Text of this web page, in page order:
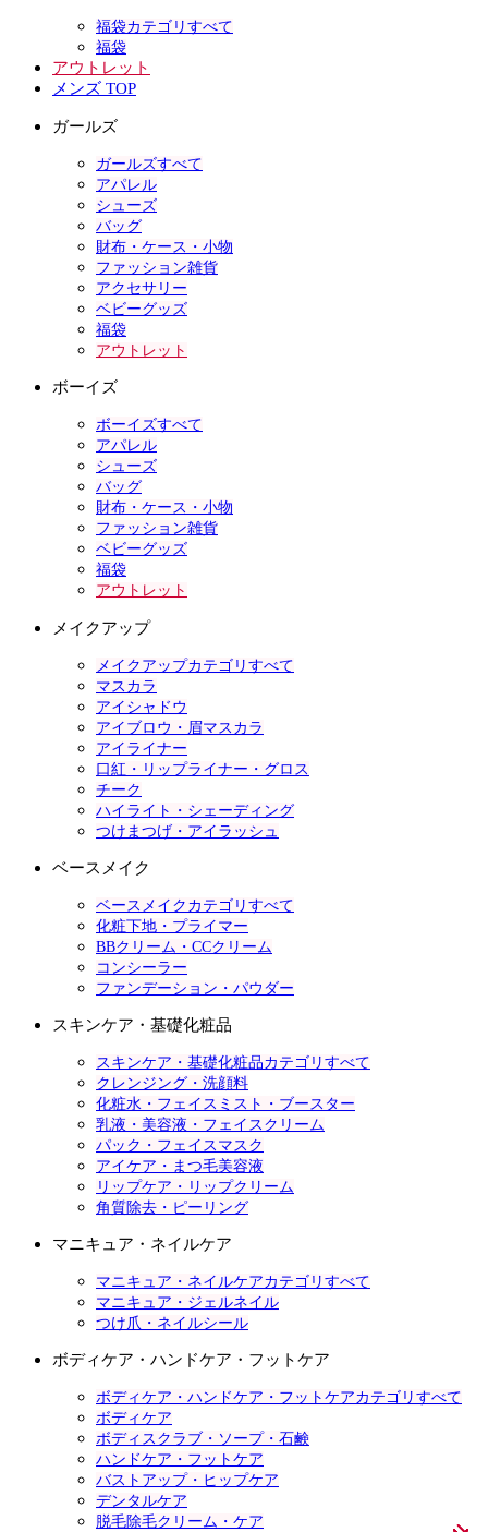
福袋カテゴリすべて
福袋
アウトレット
メンズ TOP
ガールズ
ガールズすべて
アパレル
シューズ
バッグ
財布・ケース・小物
ファッション雑貨
アクセサリー
ベビーグッズ
福袋
アウトレット
ボーイズ
ボーイズすべて
アパレル
シューズ
バッグ
財布・ケース・小物
ファッション雑貨
ベビーグッズ
福袋
アウトレット
メイクアップ
メイクアップカテゴリすべて
マスカラ
アイシャドウ
アイブロウ・眉マスカラ
アイライナー
口紅・リップライナー・グロス
チーク
ハイライト・シェーディング
つけまつげ・アイラッシュ
ベースメイク
ベースメイクカテゴリすべて
化粧下地・プライマー
BBクリーム・CCクリーム
コンシーラー
ファンデーション・パウダー
スキンケア・基礎化粧品
スキンケア・基礎化粧品カテゴリすべて
クレンジング・洗顔料
化粧水・フェイスミスト・ブースター
乳液・美容液・フェイスクリーム
パック・フェイスマスク
アイケア・まつ毛美容液
リップケア・リップクリーム
角質除去・ピーリング
マニキュア・ネイルケア
マニキュア・ネイルケアカテゴリすべて
マニキュア・ジェルネイル
つけ爪・ネイルシール
ボディケア・ハンドケア・フットケア
ボディケア・ハンドケア・フットケアカテゴリすべて
ボディケア
ボディスクラブ・ソープ・石鹸
ハンドケア・フットケア
バストアップ・ヒップケア
デンタルケア
脱毛除毛クリーム・ケア